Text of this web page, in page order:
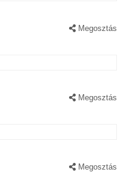
Megosztás
Megosztás
Megosztás